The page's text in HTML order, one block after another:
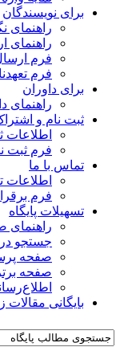
برای نویسندگان
راهنمای
راهنمای
فرم ارسال
فرم
برای داوران
راهنمای
ثبت نام و اشتراک
اطلاعات
فرم ثبت نام
تماس با ما
اطلاعات
فرم
تسهیلات پایگاه
راهنمای
جستجو در
صفحه
صفحه
بایگانی مقالات